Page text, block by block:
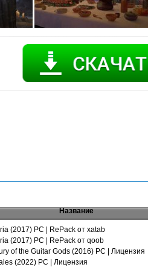
Название
(2017) PC | RePack от xatab
(2017) PC | RePack от qoob
of the Guitar Gods (2016) PC | Лицензия
(2022) PC | Лицензия